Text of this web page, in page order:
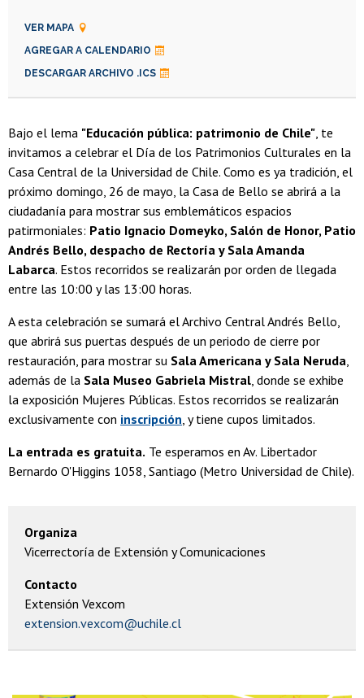
VER MAPA
AGREGAR A CALENDARIO
DESCARGAR ARCHIVO .ICS
Bajo el lema "Educación pública: patrimonio de Chile", te
invitamos a celebrar el Día de los Patrimonios Culturales en la
Casa Central de la Universidad de Chile. Como es ya tradición, el
próximo domingo, 26 de mayo, la Casa de Bello se abrirá a la
ciudadanía para mostrar sus emblemáticos espacios
patirmoniales: Patio Ignacio Domeyko, Salón de Honor, Patio
Andrés Bello, despacho de Rectoría y Sala Amanda
Labarca. Estos recorridos se realizarán por orden de llegada
entre las 10:00 y las 13:00 horas.
A esta celebración se sumará el Archivo Central Andrés Bello,
que abrirá sus puertas después de un periodo de cierre por
restauración, para mostrar su Sala Americana y Sala Neruda,
además de la Sala Museo Gabriela Mistral, donde se exhibe
la exposición Mujeres Públicas. Estos recorridos se realizarán
exclusivamente con inscripción, y tiene cupos limitados.
La entrada es gratuita. Te esperamos en Av. Libertador
Bernardo O'Higgins 1058, Santiago (Metro Universidad de Chile).
Organiza
Vicerrectoría de Extensión y Comunicaciones
Contacto
Extensión Vexcom
extension.vexcom@uchile.cl